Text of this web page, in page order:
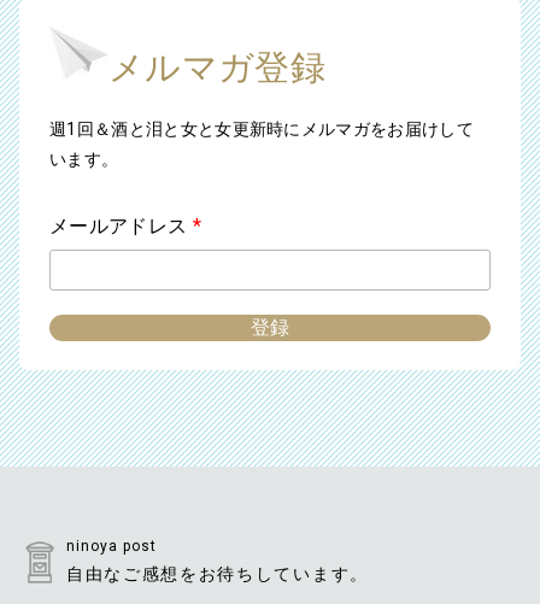
メルマガ登録
週1回＆酒と泪と女と女更新時にメルマガをお届けして
います。
メールアドレス *
ninoya post
自由なご感想をお待ちしています。